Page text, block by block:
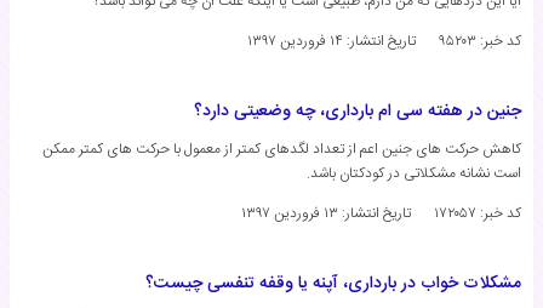
کد خبر: ۹۵۲۰۳
تاریخ انتشار: ۱۴ فروردین ۱۳۹۷
جنین در هفته سی ام بارداری، چه وضعیتی دارد؟
کاهش حرکت های جنین اعم از تعداد لگدهای کمتر از معمول با حرکت های کمتر ممکن
است نشانه مشکلاتی در کودکتان باشد.
کد خبر: ۱۷۲۰۵۷
تاریخ انتشار: ۱۳ فروردین ۱۳۹۷
مشکلات خواب در بارداری، آپنه یا وقفه تنفسی چیست؟